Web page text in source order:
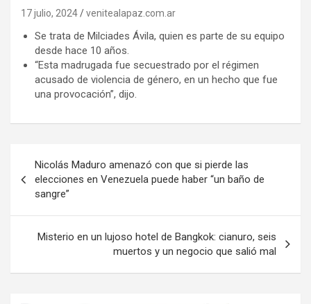
17 julio, 2024 venitealapaz.com.ar
Se trata de Milciades Ávila, quien es parte de su equipo
desde hace 10 años.
“Esta madrugada fue secuestrado por el régimen
acusado de violencia de género, en un hecho que fue
una provocación”, dijo.
de
entradas
Nicolás Maduro amenazó con que si pierde las
elecciones en Venezuela puede haber “un baño de
sangre”
Misterio en un lujoso hotel de Bangkok: cianuro, seis
muertos y un negocio que salió mal